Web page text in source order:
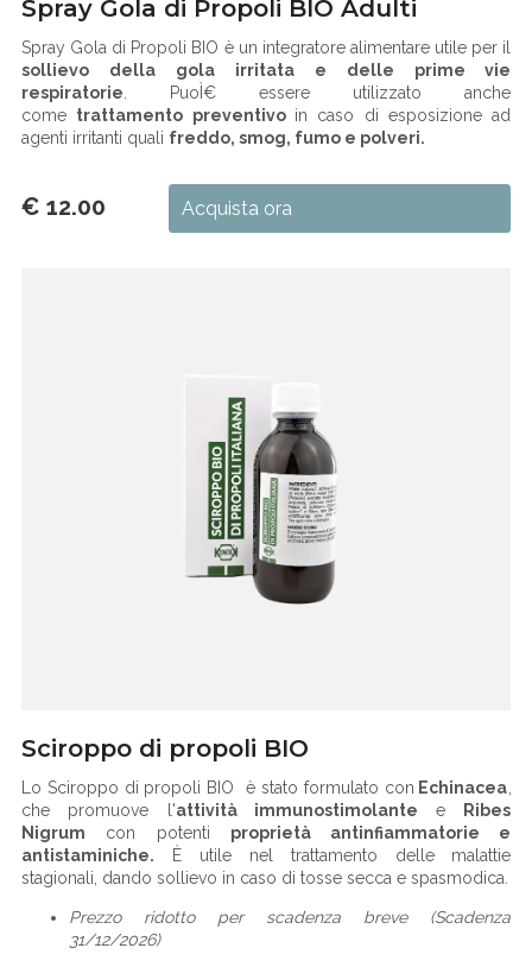
Spray Gola di Propoli BIO Adulti
Spray Gola di Propoli BIO è un integratore alimentare utile per il
sollievo della gola irritata e delle prime vie
respiratorie. PuoÌ€ essere utilizzato anche
come trattamento preventivo in caso di esposizione ad
agenti irritanti quali freddo, smog, fumo e polveri.
€ 12.00 Acquista ora
Sciroppo di propoli BIO
Lo Sciroppo di propoli BIO è stato formulato con Echinacea
che promuove l'attivitàimmunostimolante e
Ribes
Nigrum con potenti proprietà antinfiammatorie e
antistaminiche. È utile nel trattamento delle malattie
stagionali, dando sollievo in caso di tosse secca e spasmodica.
Prezzo ridotto per scadenza breve (Scadenza
31/12/2026)